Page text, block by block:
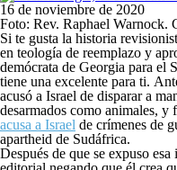
16 de noviembre de 2020
Foto: Rev. Raphael Warnock.
Si te gusta la historia
en teología de reemplazo y
demócrata de Georgia para el
tiene una excelente para ti.
acusó a Israel de disparar a
desarmados como animales, y
acusa a Israel de crímenes de
apartheid de Sudáfrica.
Después de que se expuso